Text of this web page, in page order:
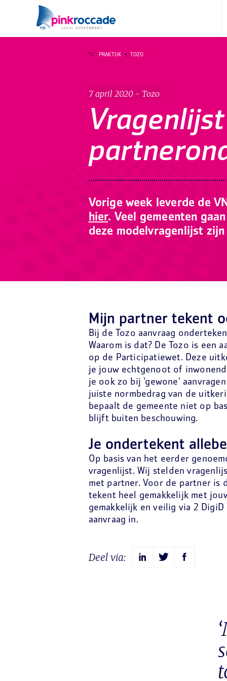
7 april 2020 - Tozo
Vorige week leverde de
hier. Veel gemeenten
deze modelvragenlijst
PRAKTIJK TOZO
Mijn partner tekent
Bij de Tozo aanvraag
Waarom is dat? De Tozo is een
op de Participatiewet. Deze
je jouw echtgenoot of
je ook zo bij ‘gewone’
juiste normbedrag van de
bepaalt de gemeente niet op
blijft buiten beschouwing.
Je ondertekent
Op basis van het eerder
vragenlijst. Wij stelden
met partner. Voor de partner is
tekent heel gemakkelijk met
gemakkelijk en veilig via 2
aanvraag in.
Deel via: